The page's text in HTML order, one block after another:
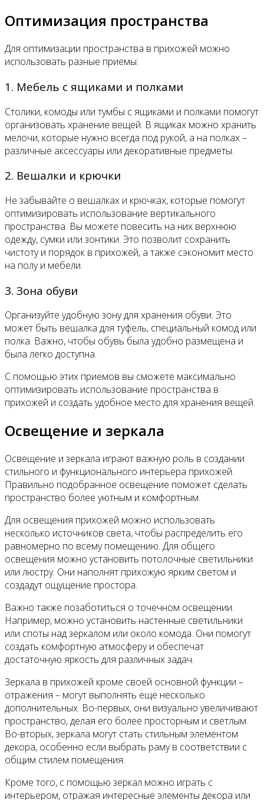
Оптимизация пространства
Для оптимизации пространства в прихожей можно
использовать разные приемы:
1. Мебель с ящиками и полками
Столики, комоды или тумбы с ящиками и полками помогут
организовать хранение вещей. В ящиках можно хранить
мелочи, которые нужно всегда под рукой, а на полках –
различные аксессуары или декоративные предметы.
2. Вешалки и крючки
Не забывайте о вешалках и крючках, которые помогут
оптимизировать использование вертикального
пространства. Вы можете повесить на них верхнюю
одежду, сумки или зонтики. Это позволит сохранить
чистоту и порядок в прихожей, а также сэкономит место
на полу и мебели.
3. Зона обуви
Организуйте удобную зону для хранения обуви. Это
может быть вешалка для туфель, специальный комод или
полка. Важно, чтобы обувь была удобно размещена и
была легко доступна.
С помощью этих приемов вы сможете максимально
оптимизировать использование пространства в
прихожей и создать удобное место для хранения вещей.
Освещение и зеркала
Освещение и зеркала играют важную роль в создании
стильного и функционального интерьера прихожей.
Правильно подобранное освещение поможет сделать
пространство более уютным и комфортным.
Для освещения прихожей можно использовать
несколько источников света, чтобы распределить его
равномерно по всему помещению. Для общего
освещения можно установить потолочные светильники
или люстру. Они наполнят прихожую ярким светом и
создадут ощущение простора.
Важно также позаботиться о точечном освещении.
Например, можно установить настенные светильники
или споты над зеркалом или около комода. Они помогут
создать комфортную атмосферу и обеспечат
достаточную яркость для различных задач.
Зеркала в прихожей кроме своей основной функции –
отражения – могут выполнять еще несколько
дополнительных. Во-первых, они визуально увеличивают
пространство, делая его более просторным и светлым.
Во-вторых, зеркала могут стать стильным элементом
декора, особенно если выбрать раму в соответствии с
общим стилем помещения.
Кроме того, с помощью зеркал можно играть с
интерьером, отражая интересные элементы декора или